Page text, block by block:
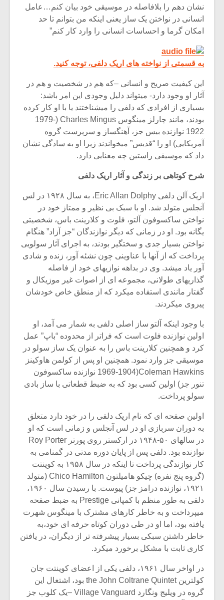
نشان دهم را بلافاصله در موسیقی خود بیان کنم…عامل
انسانی در نواختن یک ساز یعنی اینکه من بتوانم تا حد
امکان گرما و احساسات انسانی را وارد کار کنم”
به قسمتی از نواخته های اریک دلفی، توجه کنید.
این کیفیت صریح و انسانی –که هم در شخصیت و هم در
آثار او وجود دارد- میتواند دلیل وجودی این امر باشد:
بسیاری از افرادی که دلفی را میشناختند یا با او کار کرده
بودند، مانند چارلز مینگوس Charles Mingus (1979-
1922 نوازنده بیس جز، آهنگساز و سرپرست گروه
آمریکایی) او را “قدیس” میخواندند زیرا او به سادگی نشان
داد که موسیقی راستین چه معنایی دارد.
شرح کوتاهی بر زندگی و آثار اریک دلفی
اریک آلن دلفی Eric Allan Dolphy، به سال ۱۹۲۸ در لس
آنجلس متولد شد. او با سبک بی نظیر و ممتاز خود در
نواختن ساکسوفون آلتو، فلوت و کلارینت باس، شخصیتی
یگانه بود. او در زمانی که دیگر نوازندگان “جز آزاد” هنگام
نواختن بسیار جدی و سختگیر بودند، به اجرای آثار سولویی
پرداخت که از آنها با عناوینی چون نشئه آور، زنده و شادی
آور یاد میشد. وی در بداهه نوازیهای خود از فاصله
گذاریهای طولانی، مجموعه ای از اصوات غیر موزیکال و
گفتار مانندی استفاده میکرد که از منطق خاص خودشان
پیروی میکردند.
با وجود اینکه آلتو ساز اصلی دلفی به شمار می آمد، او
اولین نوازنده فلوت است که فراتر از محدوده “باپ” عمل
کرد و همچنین کلارینت باس را به عنوان یک ساز سولو در
موسیقی جز وارد نمود. همچنین او پس از کولمن هاوکینز
Coleman Hawkins(1969-1904 نوازنده ساکسوفون
تنور جز) اولین کسی بود که به ضبط قطعاتی با ساز بادی
سولو پرداخت.
اولین صفحه ای که نام اریک دلفی را در خود دارد متعلق
به دوران سربازی او در لس آنجلس و زمانی است که او
در سالهای ۵۰-۱۹۴۸ در ارکستر روی پورتر Roy Porter
نوازنده بود. دلفی پس از پایان دوره مدتی در گمنامی به
کار نوازندگی پرداخت تا اینکه در سال ۱۹۵۸ به کوینتت
(گروه پنج نفره) چیکو هامیلتون Chico Hamilton (متولد
۱۹۲۱، نوازنده درامز جز) پیوست. با رسیدن سال ۱۹۶۰،
دلفی به طور منظم با کمپانی Prestige به ضبط صفحه
میپرداخت و به خاطر کارهای مشترک با مینگوس شهرت
یافته بود، اما او در طی دوران کوتاه حرفه ای خود،به
خاطر داشتن سبکی بسیار پیشرفته تر از دیگران، در یافتن
کاری ثابت با مشکل برخورد میکرد.
در اواخر سال ۱۹۶۱، دلفی یکی از اعضای کوینتت جان
کولترین the John Coltrane Quintet بود، اشتغال این
گروه در ویلیج ونگارد Village Vanguard –یک کلوب جز